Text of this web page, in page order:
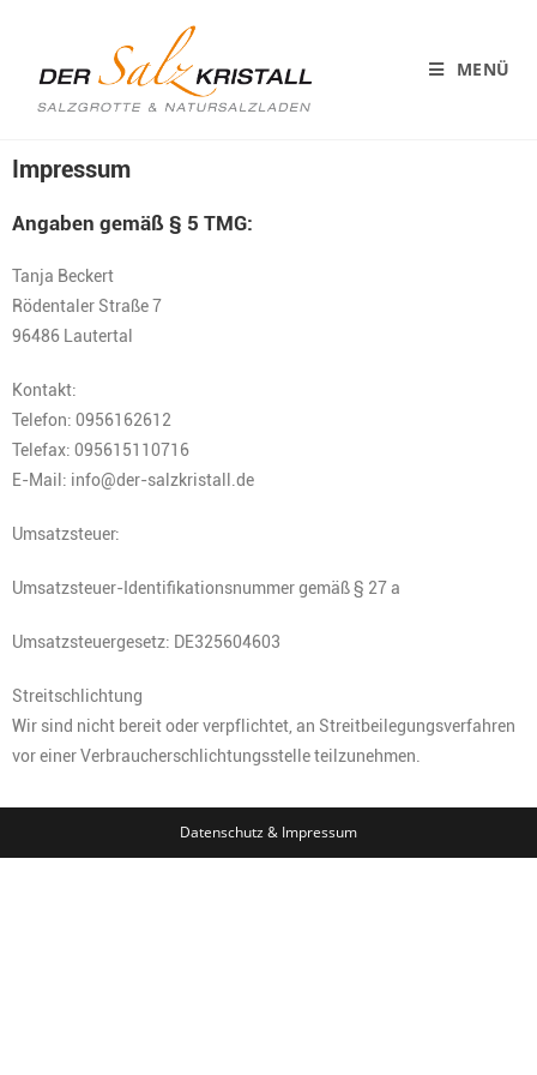
MENÜ
Impressum
Angaben gemäß § 5 TMG:
Tanja Beckert
Rödentaler Straße 7
96486 Lautertal
Kontakt:
Telefon: 0956162612
Telefax: 095615110716
E-Mail: info@der-salzkristall.de
Umsatzsteuer:
Umsatzsteuer-Identifikationsnummer gemäß § 27 a
Umsatzsteuergesetz: DE325604603
Streitschlichtung
Wir sind nicht bereit oder verpflichtet, an Streitbeilegungsverfahren
vor einer Verbraucherschlichtungsstelle teilzunehmen.
Datenschutz& Impressum